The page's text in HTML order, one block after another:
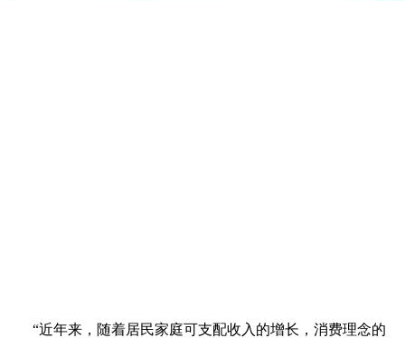
“近年来，随着居民家庭可支配收入的增长，消费理念的